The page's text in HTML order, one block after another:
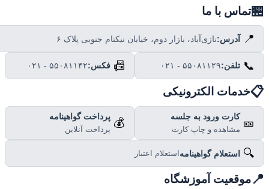
تماس با ما
📍 آدرس:نازی‌آباد، بازار دوم، خیابان نیکنام جنوبی پلاک ۶
📞 تلفن:۰۲۱ - ۵۵۰۸۱۱۲۹ 📠 فکس:۰۲۱ - ۵۵۰۸۱۱۴۲
خدمات الکترونیکی
🎫 کارت ورود به جلسه
مشاهده و چاپ کارت
💰 پرداخت گواهینامه
پرداخت آنلاین
🔍 استعلام گواهینامهاستعلام اعتبار
موقعیت آموزشگاه